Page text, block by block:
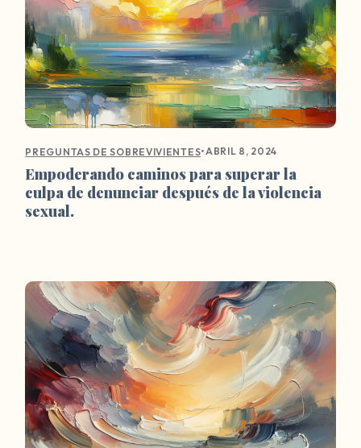
PREGUNTAS DE SOBREVIVIENTES•ABRIL 8, 2024
Empoderando caminos para superar la
culpa de denunciar después de la violencia
sexual.